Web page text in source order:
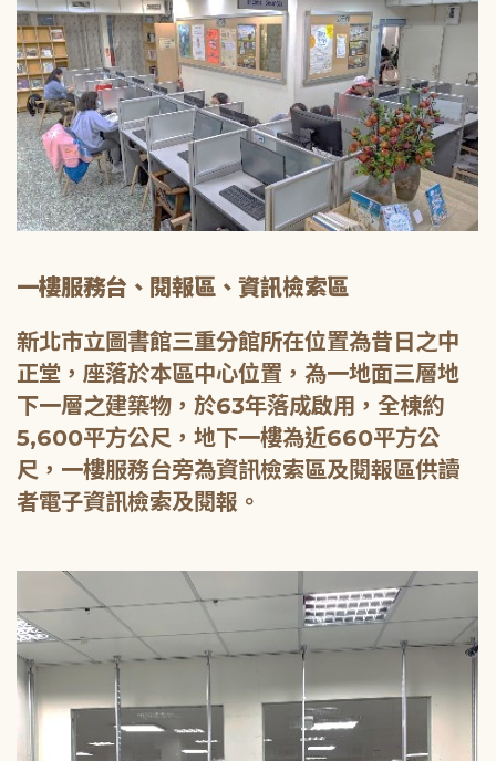
一樓服務台、閱報區、資訊檢索區
新北市立圖書館三重分館所在位置為昔日之中
正堂，座落於本區中心位置，為一地面三層地
下一層之建築物，於63年落成啟用，全棟約
5,600平方公尺，地下一樓為近660平方公
尺，一樓服務台旁為資訊檢索區及閱報區供讀
者電子資訊檢索及閱報。